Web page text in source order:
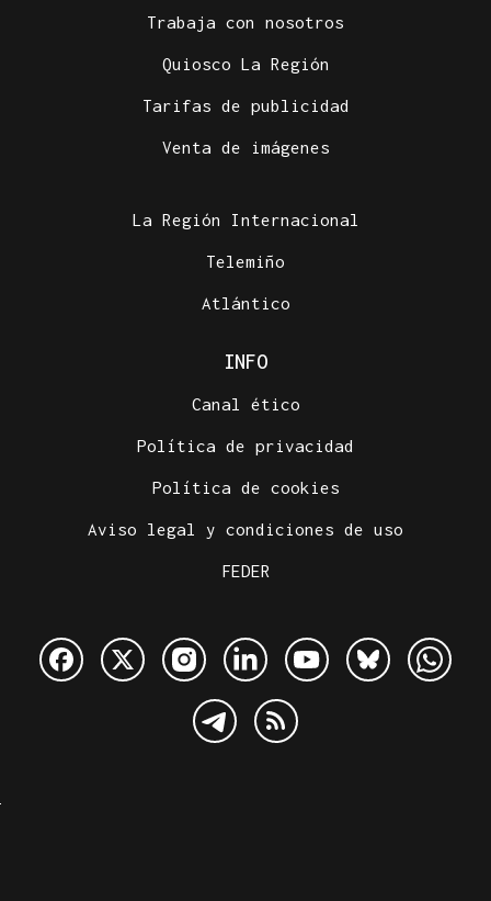
Trabaja con nosotros
Quiosco La Región
Tarifas de publicidad
Venta de imágenes
La Región Internacional
Telemiño
Atlántico
INFO
Canal ético
Política de privacidad
Política de cookies
Aviso legal y condiciones de uso
FEDER